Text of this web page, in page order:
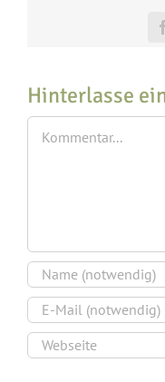
Hinterlasse
Kommentar